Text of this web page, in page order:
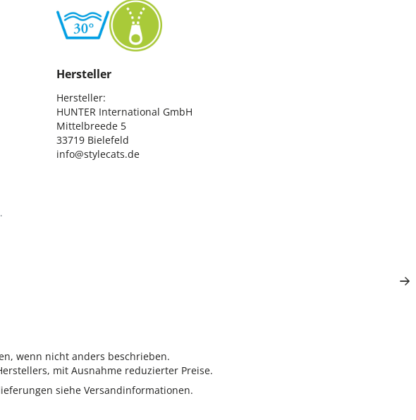
Hersteller
Hersteller:
HUNTER International GmbH
Mittelbreede 5
33719 Bielefeld
info@stylecats.de
wenn nicht anders beschrieben.
mit Ausnahme reduzierter Preise.
siehe Versandinformationen.